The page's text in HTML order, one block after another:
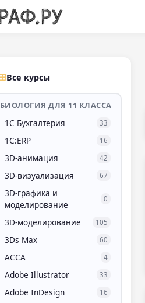
Все курсы
БИОЛОГИЯ ДЛЯ 11 КЛАССА
1С Бухгалтерия 33
1С:ERP 16
3D-анимация 42
3D-визуализация 67
3D-графика и
моделирование
0
3D-моделирование 105
3Ds Max 60
ACCA 4
Adobe Illustrator 33
Adobe InDesign 16